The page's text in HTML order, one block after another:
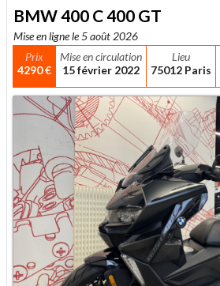
BMW 400 C 400 GT
Mise en ligne le 5 août 2026
Prix
4290 €
Mise en circulation
15 février 2022
Lieu
75012 Paris